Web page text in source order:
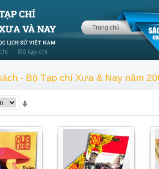
Trang chủ
Bộ tạp chí
- Bộ Tạp chí Xưa & Nay năm